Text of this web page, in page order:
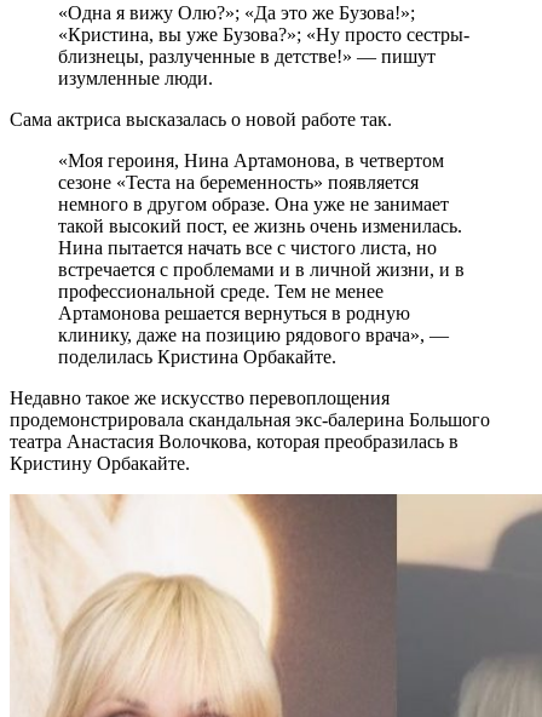
«Одна я вижу Олю?»; «Да это же Бузова!»;
«Кристина, вы уже Бузова?»; «Ну просто сестры-
близнецы, разлученные в детстве!» — пишут
изумленные люди.
Сама актриса высказалась о новой работе так.
«Моя героиня, Нина Артамонова, в четвертом
сезоне «Теста на беременность» появляется
немного в другом образе. Она уже не занимает
такой высокий пост, ее жизнь очень изменилась.
Нина пытается начать все с чистого листа, но
встречается с проблемами и в личной жизни, и в
профессиональной среде. Тем не менее
Артамонова решается вернуться в родную
клинику, даже на позицию рядового врача», —
поделилась Кристина Орбакайте.
Недавно такое же искусство перевоплощения
продемонстрировала скандальная экс-балерина Большого
театра Анастасия Волочкова, которая преобразилась в
Кристину Орбакайте.